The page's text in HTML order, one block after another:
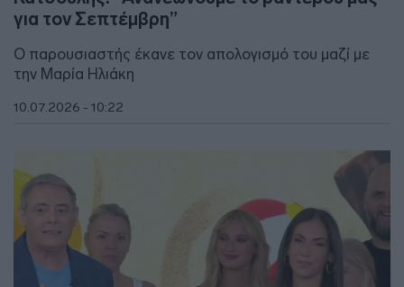
για τον Σεπτέμβρη”
Ο παρουσιαστής έκανε τον απολογισμό του μαζί με
την Μαρία Ηλιάκη
10.07.2026 - 10:22